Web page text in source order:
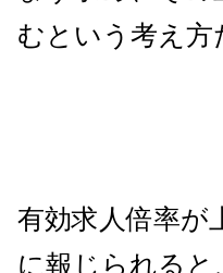
むという考え方
有効求人倍率が
に報じられる